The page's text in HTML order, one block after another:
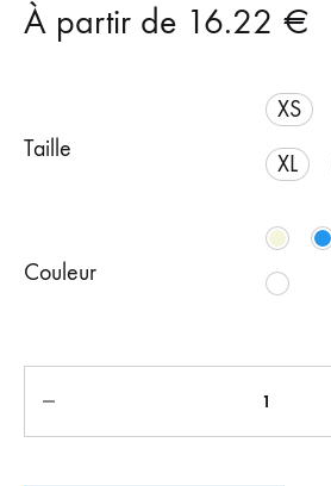
À partir de 16.22 €
Taille
XS
XL
Couleur